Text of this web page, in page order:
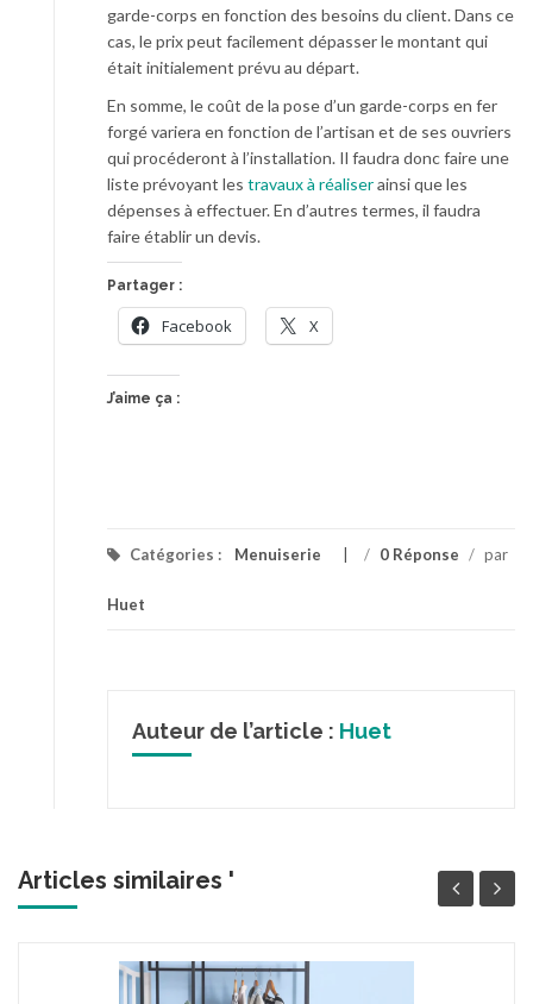
garde-corps en fonction des besoins du client. Dans ce
cas, le prix peut facilement dépasser le montant qui
était initialement prévu au départ.
En somme, le coût de la pose d’un garde-corps en fer
forgé variera en fonction de l’artisan et de ses ouvriers
qui procéderont à l’installation. Il faudra donc faire une
liste prévoyant les travaux à réaliserainsi que les
dépenses à effectuer. En d’autres termes, il faudra
faire établir un devis.
Partager :
Facebook X
J’aime ça :
Catégories : Menuiserie / 0 Réponse / par
Huet
Auteur de l’article : Huet
Articles similaires '